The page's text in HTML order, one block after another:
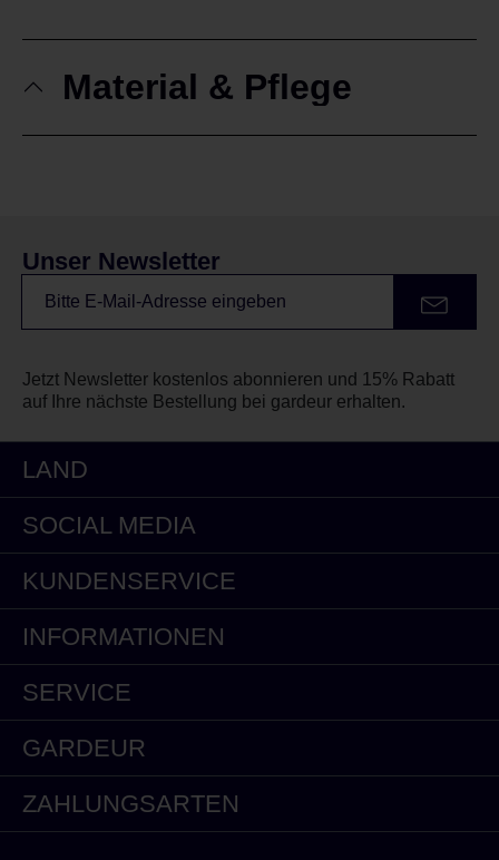
Material & Pflege
Unser Newsletter
Jetzt Newsletter kostenlos abonnieren und 15% Rabatt
auf Ihre nächste Bestellung bei gardeur erhalten.
LAND
SOCIAL MEDIA
KUNDENSERVICE
INFORMATIONEN
SERVICE
GARDEUR
ZAHLUNGSARTEN